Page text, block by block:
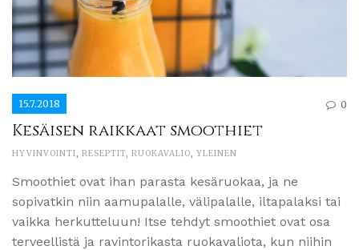
15.7.2018 0
Kesäisen raikkaat smoothiet
HYVINVOINTI RESEPTIT RUOKAVALIO YLEINEN
Smoothiet ovat ihan parasta kesäruokaa, ja ne
sopivatkin niin aamupalalle, välipalalle, iltapalaksi tai
vaikka herkutteluun! Itse tehdyt smoothiet ovat osa
terveellistä ja ravintorikasta ruokavaliota, kun niihin